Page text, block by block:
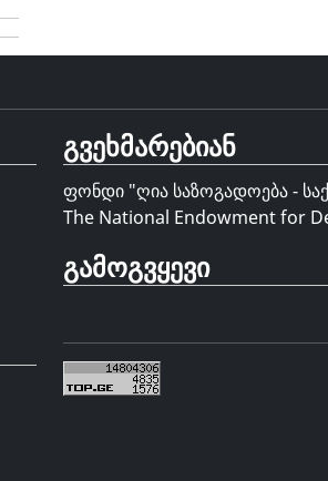
გვეხმარებიან
ფონდი "ღია საზოგადოება -
The National Endowment for
გამოგვყევი